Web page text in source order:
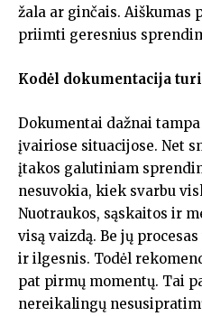
žala ar ginčais. Aiškumas
priimti geresnius
Kodėl dokumentacija
Dokumentai dažnai
įvairiose situacijose. Net
įtakos galutiniam
nesuvokia, kiek svarbu
Nuotraukos, sąskaitos ir
visą vaizdą. Be jų
ir ilgesnis. Todėl
pat pirmų momentų. Tai
nereikalingų